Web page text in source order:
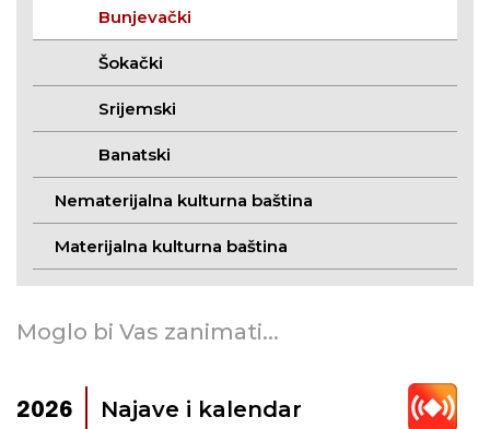
Bunjevački
Šokački
Srijemski
Banatski
Nematerijalna kulturna baština
Materijalna kulturna baština
Moglo bi Vas zanimati...
2026 Najave i kalendar